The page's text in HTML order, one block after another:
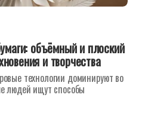
объёмный и плоский
и творчества
технологии доминируют во
людей ищут способы